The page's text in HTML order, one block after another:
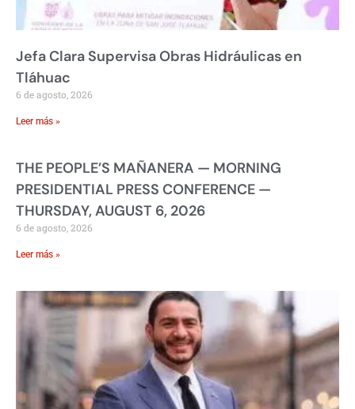
Jefa Clara Supervisa Obras Hidráulicas en
Tláhuac
6 de agosto, 2026
Leer más »
THE PEOPLE’S MAÑANERA — MORNING
PRESIDENTIAL PRESS CONFERENCE —
THURSDAY, AUGUST 6, 2026
6 de agosto, 2026
Leer más »